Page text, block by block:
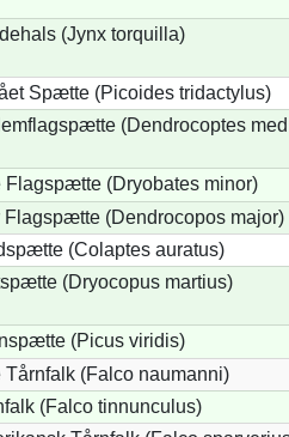
(Jynx torquilla)
Spætte (Picoides tridactylus)
(Dendrocoptes
Flagspætte (Dryobates minor)
Flagspætte (Dendrocopos major)
(Colaptes auratus)
(Dryocopus martius)
(Picus viridis)
Tårnfalk (Falco naumanni)
(Falco tinnunculus)